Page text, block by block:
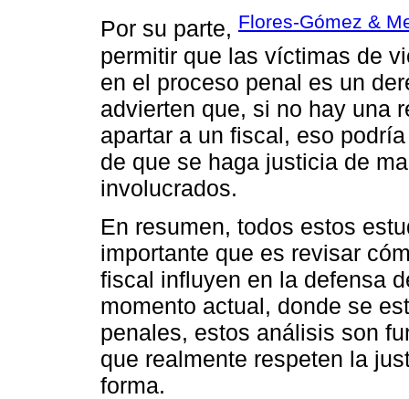
Por su parte, Flores-Gómez &
permitir que las víctimas de
en el proceso penal es un
advierten que, si no hay una
apartar a un fiscal, eso
de que se haga justicia de
involucrados.
En resumen, todos estos
importante que es revisar
fiscal influyen en la defensa
momento actual, donde se
penales, estos análisis son
que realmente respeten la
forma.